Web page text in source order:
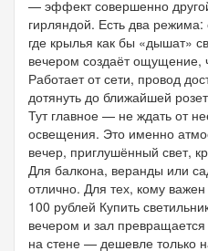
— эффект совершенно
гирляндой. Есть два
где крылья как бы «дышат»
вечером создаёт ощущение,
Работает от сети, провод
дотянуть до ближайшей
Тут главное — не ждать от
освещения. Это именно
вечер, приглушённый свет,
Для балкона, веранды или
отлично. Для тех, кому
100 рублей Купить
вечером и зал
на стене — дешевле только